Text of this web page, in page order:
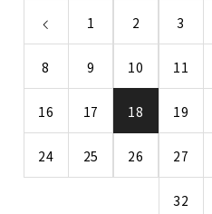
1 2 3
8 9 10 11
16 17 18 19
24 25 26 27
32